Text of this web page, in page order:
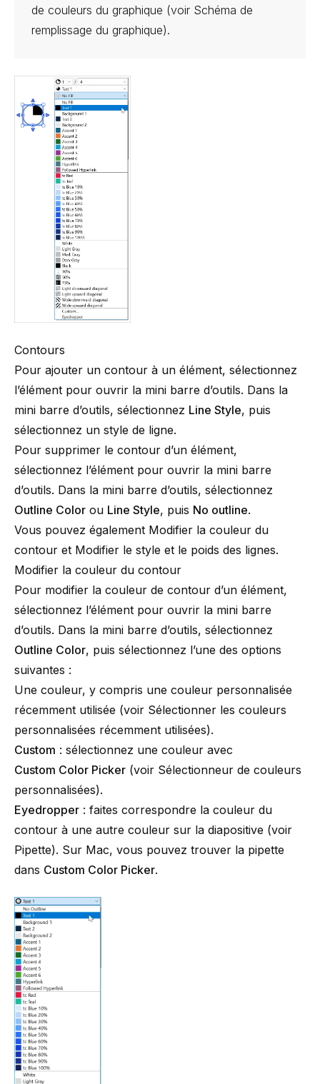
de couleurs du graphique (voir Schéma de
remplissage du graphique).
Contours
Pour ajouter un contour à un élément, sélectionnez
l’élément pour ouvrir la mini barre d’outils. Dans la
mini barre d’outils, sélectionnez Line Style, puis
sélectionnez un style de ligne.
Pour supprimer le contour d’un élément,
sélectionnez l’élément pour ouvrir la mini barre
d’outils. Dans la mini barre d’outils, sélectionnez
Outline Color ou Line Style, puis No outline.
Vous pouvez également Modifier la couleur du
contour et Modifier le style et le poids des lignes.
Modifier la couleur du contour
Pour modifier la couleur de contour d’un élément,
sélectionnez l’élément pour ouvrir la mini barre
d’outils. Dans la mini barre d’outils, sélectionnez
Outline Color, puis sélectionnez l’une des options
suivantes :
Une couleur, y compris une couleur personnalisée
récemment utilisée (voir Sélectionner les couleurs
personnalisées récemment utilisées).
Custom : sélectionnez une couleur avec
Custom Color Picker (voir Sélectionneur de couleurs
personnalisées).
Eyedropper : faites correspondre la couleur du
contour à une autre couleur sur la diapositive (voir
Pipette). Sur Mac, vous pouvez trouver la pipette
dans Custom Color Picker.